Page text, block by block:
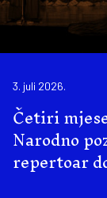
3. juli 2026.
Četiri
Narodno
repertoar